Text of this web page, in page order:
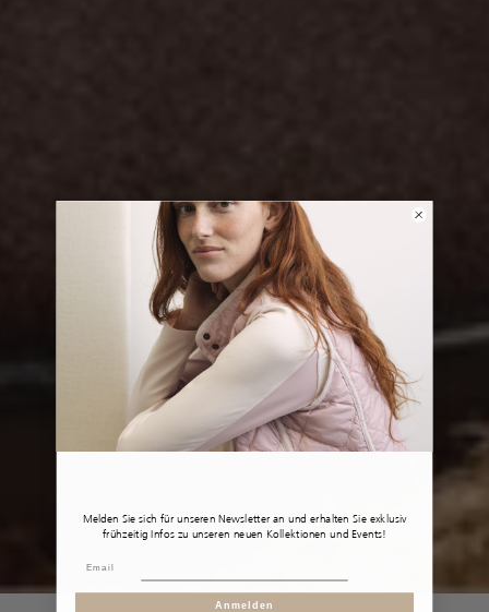
Melden Sie sich für unseren Newsletter an und erhalten Sie exklusiv
frühzeitig Infos zu unseren neuen Kollektionen und Events!
Anmelden